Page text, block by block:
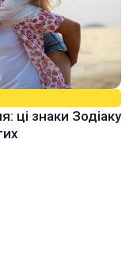
ці знаки Зодіаку